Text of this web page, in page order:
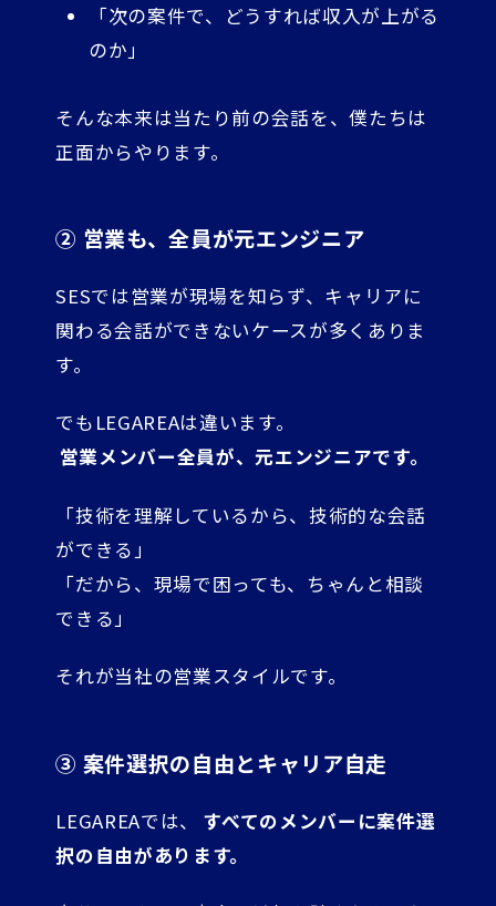
「次の案件で、どうすれば収入が上がる
のか」
そんな本来は当たり前の会話を、僕たちは
正面からやります。
② 営業も、全員が元エンジニア
SESでは営業が現場を知らず、キャリアに
関わる会話ができないケースが多くありま
す。
でもLEGAREAは違います。
営業メンバー全員が、元エンジニアです。
「技術を理解しているから、技術的な会話
ができる」
「だから、現場で困っても、ちゃんと相談
できる」
それが当社の営業スタイルです。
③ 案件選択の自由とキャリア自走
LEGAREAでは、
すべてのメンバーに案件選
択の自由があります。